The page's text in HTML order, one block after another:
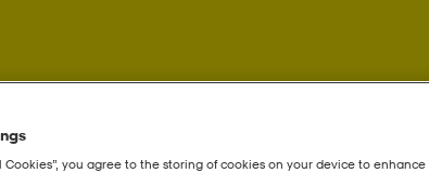
Cookies”, you agree to the storing of cookies on your device to enhance